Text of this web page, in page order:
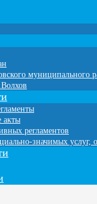
муниципального
акты
регламентов
значимых